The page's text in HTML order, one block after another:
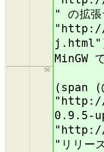
" の拡
"http://
MinGW
56
(span
"http://
0.9.5-
"http://
"リリー